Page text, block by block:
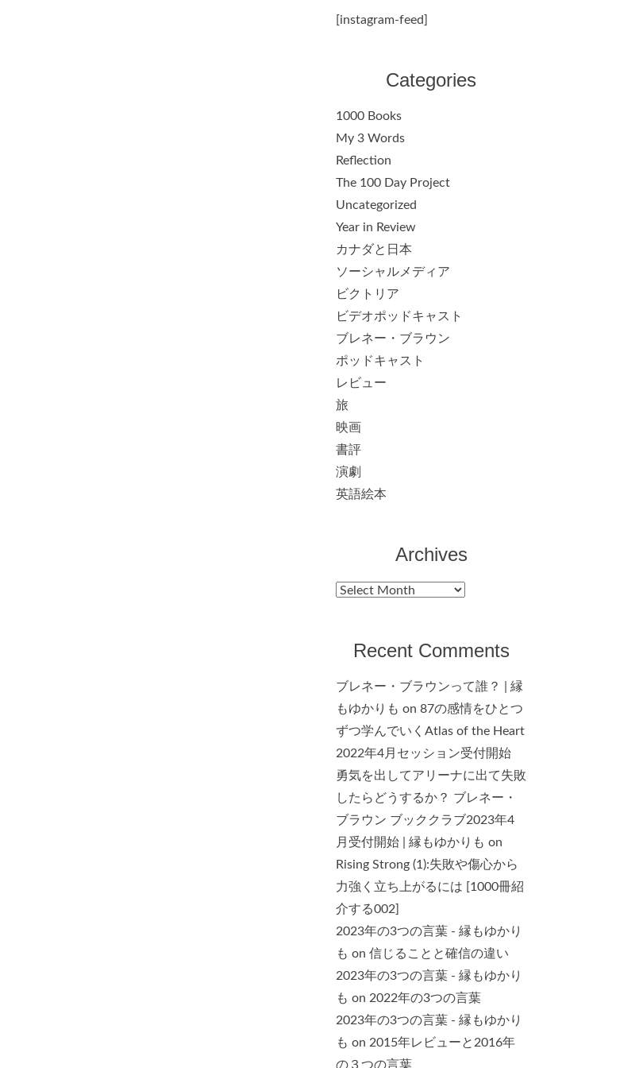
[instagram-feed]
Categories
1000 Books
My 3 Words
Reflection
The 100 Day Project
Uncategorized
Year in Review
カナダと日本
ソーシャルメディア
ビクトリア
ビデオポッドキャスト
ブレネー・ブラウン
ポッドキャスト
レビュー
旅
映画
書評
演劇
英語絵本
Archives
Archives
Recent Comments
ブレネー・ブラウンって誰？ | 縁
もゆかりも on 87の感情をひとつ
ずつ学んでいくAtlas of the Heart
2022年4月セッション受付開始
勇気を出してアリーナに出て失敗
したらどうするか？ ブレネー・
ブラウン ブッククラブ2023年4
月受付開始 | 縁もゆかりも on
Rising Strong (1):失敗や傷心から
力強く立ち上がるには [1000冊紹
介する002]
2023年の3つの言葉 - 縁もゆかり
も on 信じることと確信の違い
2023年の3つの言葉 - 縁もゆかり
も on 2022年の3つの言葉
2023年の3つの言葉 - 縁もゆかり
も on 2015年レビューと2016年
の３つの言葉